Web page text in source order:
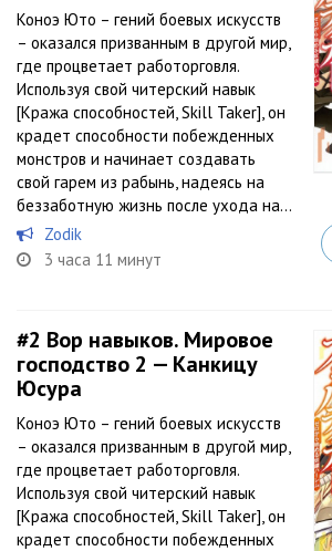
Коноэ Юто – гений боевых искусств
– оказался призванным в другой мир,
где процветает работорговля.
Используя свой читерский навык
[Кража способностей, Skill Taker], он
крадет способности побежденных
монстров и начинает создавать
свой гарем из рабынь, надеясь на
беззаботную жизнь после ухода на...
Zodik
3 часа 11 минут
#2 Вор навыков. Мировое
господство 2 — Канкицу
Юсура
Коноэ Юто – гений боевых искусств
– оказался призванным в другой мир,
где процветает работорговля.
Используя свой читерский навык
[Кража способностей, Skill Taker], он
крадет способности побежденных